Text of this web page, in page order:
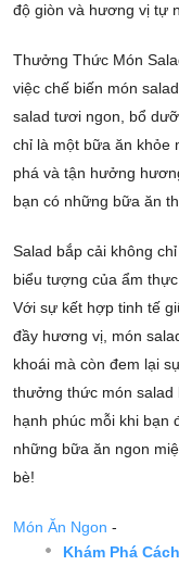
độ giòn và hương vị tự
Thưởng Thức Món
việc chế biến món
salad tươi ngon, bổ
chỉ là một bữa ăn khỏe
phá và tận hưởng
bạn có những bữa ăn
Salad bắp cải không
biểu tượng của ẩm
Với sự kết hợp tinh tế
đầy hương vị, món
khoái mà còn đem lại
thưởng thức món salad
hạnh phúc mỗi khi bạn
những bữa ăn ngon
bè!
Món Ăn Ngon -
Khám Phá